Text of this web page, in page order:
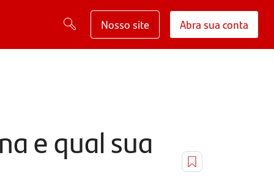
Nosso site Abra sua conta
e qual sua